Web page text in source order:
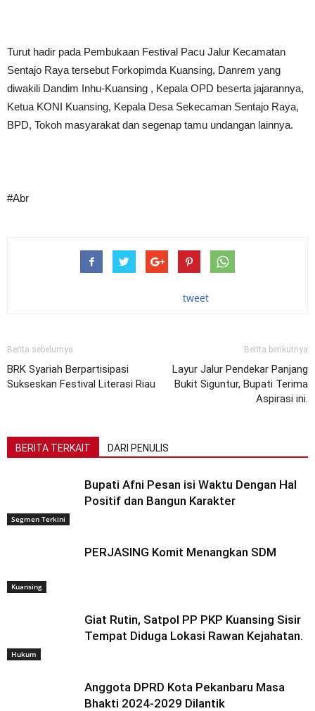
Turut hadir pada Pembukaan Festival Pacu Jalur Kecamatan
Sentajo Raya tersebut Forkopimda Kuansing, Danrem yang
diwakili Dandim Inhu-Kuansing , Kepala OPD beserta jajarannya,
Ketua KONI Kuansing, Kepala Desa Sekecaman Sentajo Raya,
BPD, Tokoh masyarakat dan segenap tamu undangan lainnya.
#Abr
tweet
Berita sebelumya
BRK Syariah Berpartisipasi
Sukseskan Festival Literasi Riau
Berita berikutnya
Layur Jalur Pendekar Panjang
Bukit Siguntur, Bupati Terima
Aspirasi ini.
BERITA TERKAIT DARI PENULIS
Segmen Terkini
Bupati Afni Pesan isi Waktu Dengan Hal
Positif dan Bangun Karakter
Kuansing
PERJASING Komit Menangkan SDM
Hukum
Giat Rutin, Satpol PP PKP Kuansing Sisir
Tempat Diduga Lokasi Rawan Kejahatan.
Anggota DPRD Kota Pekanbaru Masa
Bhakti 2024-2029 Dilantik